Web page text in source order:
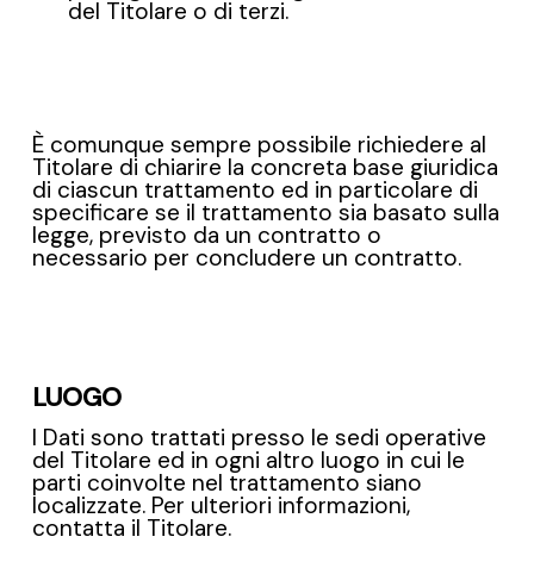
del Titolare o di terzi.
È comunque sempre possibile richiedere al
Titolare di chiarire la concreta base giuridica
di ciascun trattamento ed in particolare di
specificare se il trattamento sia basato sulla
legge, previsto da un contratto o
necessario per concludere un contratto.
LUOGO
I Dati sono trattati presso le sedi operative
del Titolare ed in ogni altro luogo in cui le
parti coinvolte nel trattamento siano
localizzate. Per ulteriori informazioni,
contatta il Titolare.